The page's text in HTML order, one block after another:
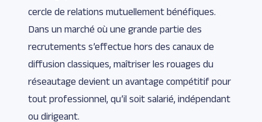
cercle de relations mutuellement bénéfiques.
Dans un marché où une grande partie des
recrutements s’effectue hors des canaux de
diffusion classiques, maîtriser les rouages du
réseautage devient un avantage compétitif pour
tout professionnel, qu’il soit salarié, indépendant
ou dirigeant.